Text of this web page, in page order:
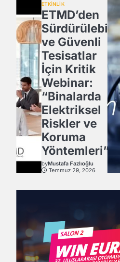
ETKİNLİK
ETMD’den
Sürdürülebilir
ve Güvenli
Tesisatlar
İçin Kritik
Webinar:
“Binalarda
Elektriksel
Riskler ve
Koruma
Yöntemleri”
byMustafa Fazlıoğlu
Temmuz 29, 2026